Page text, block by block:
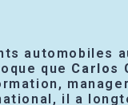
automobiles
que Carlos
il a